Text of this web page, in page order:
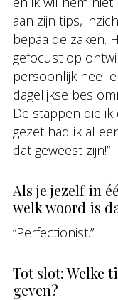
aan zijn tips,
bepaalde zaken.
gefocust op
persoonlijk heel
dagelijkse
De stappen die
gezet had ik
dat geweest zijn!”
Als je jezelf in
welk woord is
“Perfectionist.”
Tot slot: Welke
geven?